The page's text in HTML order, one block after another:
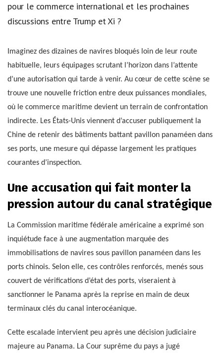
pour le commerce international et les prochaines
discussions entre Trump et Xi ?
Imaginez des dizaines de navires bloqués loin de leur route
habituelle, leurs équipages scrutant l’horizon dans l’attente
d’une autorisation qui tarde à venir. Au cœur de cette scène se
trouve une nouvelle friction entre deux puissances mondiales,
où le commerce maritime devient un terrain de confrontation
indirecte. Les États-Unis viennent d’accuser publiquement la
Chine de retenir des bâtiments battant pavillon panaméen dans
ses ports, une mesure qui dépasse largement les pratiques
courantes d’inspection.
Une accusation qui fait monter la
pression autour du canal stratégique
La Commission maritime fédérale américaine a exprimé son
inquiétude face à une augmentation marquée des
immobilisations de navires sous pavillon panaméen dans les
ports chinois. Selon elle, ces contrôles renforcés, menés sous
couvert de vérifications d’état des ports, viseraient à
sanctionner le Panama après la reprise en main de deux
terminaux clés du canal interocéanique.
Cette escalade intervient peu après une décision judiciaire
majeure au Panama. La Cour suprême du pays a jugé